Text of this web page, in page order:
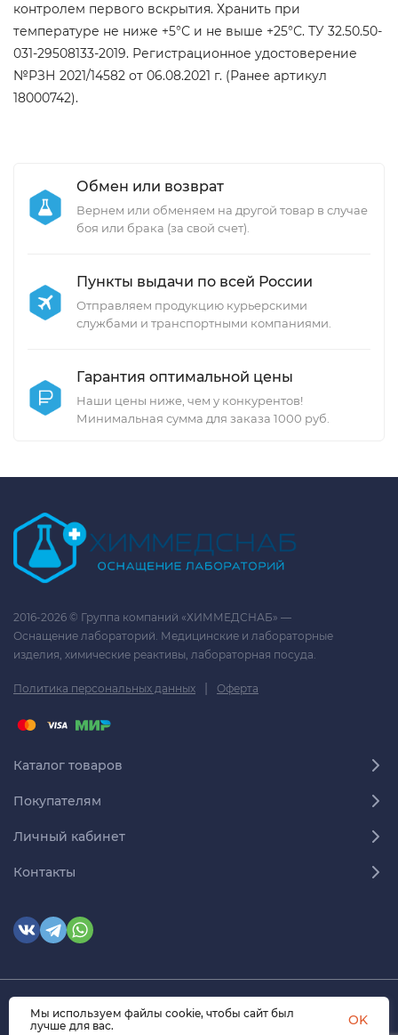
контролем первого вскрытия. Хранить при
температуре не ниже +5°С и не выше +25°С. ТУ 32.50.50-
031-29508133-2019. Регистрационное удостоверение
№РЗН 2021/14582 от 06.08.2021 г. (Ранее артикул
18000742).
Обмен или возврат
Вернем или обменяем на другой товар в случае
боя или брака (за свой счет).
Пункты выдачи по всей России
Отправляем продукцию курьерскими
службами и транспортными компаниями.
Гарантия оптимальной цены
Наши цены ниже, чем у конкурентов!
Минимальная сумма для заказа 1000 руб.
2016-2026 © Группа компаний «ХИММЕДСНАБ» —
Оснащение лабораторий. Медицинские и лабораторные
изделия, химические реактивы, лабораторная посуда.
Политика персональных данных | Оферта
Каталог товаров
Покупателям
Личный кабинет
Контакты
© 2026 himmedsnab.ru. Все права защищены
Мы используем файлы cookie, чтобы сайт был
лучше для вас.
OK